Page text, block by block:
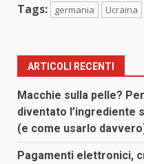
Tags: germania Ucraina
ARTICOLI RECENTI
Macchie sulla pelle?
diventato l’ingrediente
(e come usarlo
Pagamenti elettronici,